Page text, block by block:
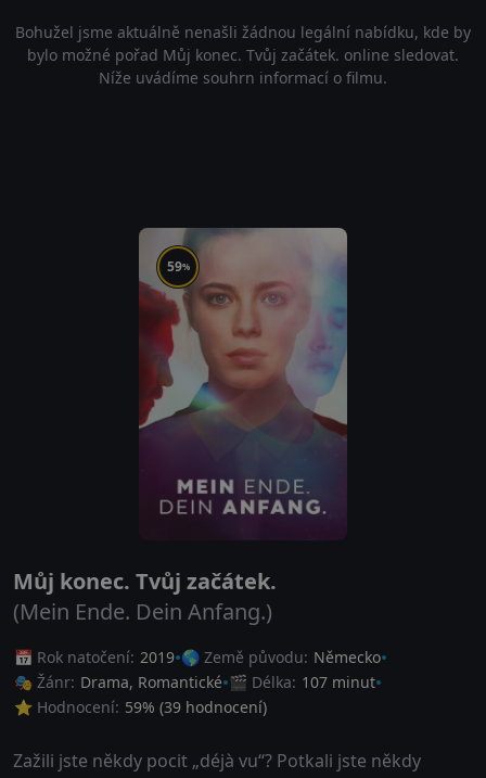
Bohužel jsme aktuálně nenašli žádnou legální nabídku, kde by
bylo možné pořad Můj konec. Tvůj začátek. online sledovat.
Níže uvádíme souhrn informací o filmu.
59%
Můj konec. Tvůj začátek.
(Mein Ende. Dein Anfang.)
📅 Rok natočení: 2019 🌎 Země původu: Německo
🎭 Žánr: Drama, Romantické 🎬 Délka: 107 minut
⭐ Hodnocení: 59% (39 hodnocení)
Zažili jste někdy pocit „déjà vu“? Potkali jste někdy